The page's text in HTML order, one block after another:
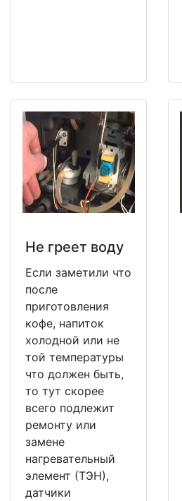
Не греет воду
Если заметили что
после
приготовления
кофе, напиток
холодной или не
той температуры
что должен быть,
то тут скорее
всего подлежит
ремонту или
замене
нагревательный
элемент (ТЭН),
датчики